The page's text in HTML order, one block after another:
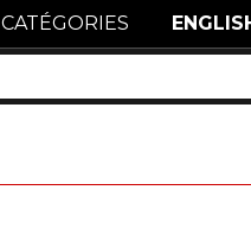
CATÉGORIES